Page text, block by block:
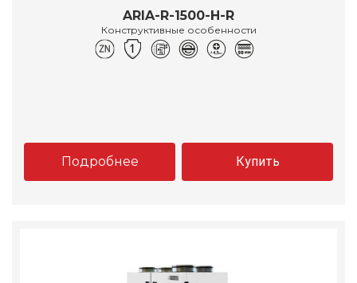
ARIA-R-1500-H-R
Конструктивные особенности
Подробнее Купить